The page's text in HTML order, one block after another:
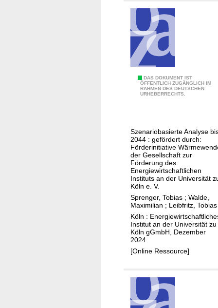
u
m
,
t
h
e
r
l
a
n
d
s
,
a
n
t
DAS DOKUMENT IST
ÖFFENTLICH ZUGÄNGLICH IM
RAHMEN DES DEUTSCHEN
URHEBERRECHTS.
t
r
a
t
i
v
e
E
n
t
w
u
Szenariobasierte Analyse
2044 : gefördert durch:
Förderinitiative
der Gesellschaft zur
Förderung des
Energiewirtschaftlichen
Instituts an der Universität
Köln e. V.
Sprenger, Tobias ; Walde,
Maximilian ; Leibfritz, Tobias
Köln :
Institut an der Universität zu
Köln gGmbH, Dezember
2024
[Online Ressource]